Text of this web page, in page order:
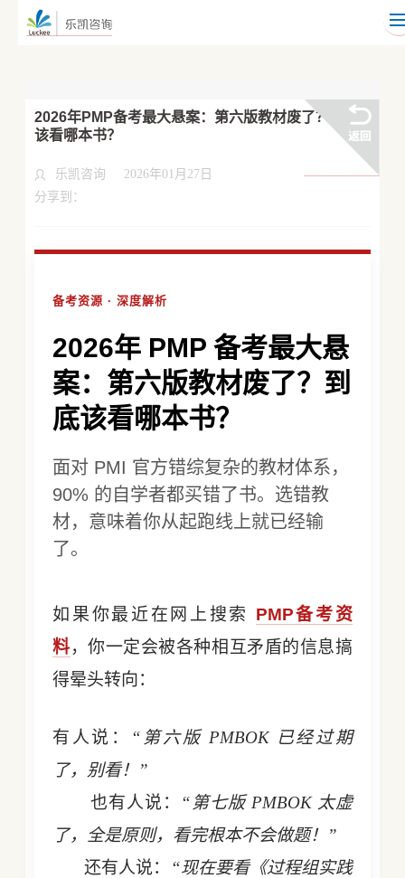
2026年PMP备考最大悬案：第六版教材废了？到底
该看哪本书？
乐凯咨询
2026年01月27日
分享到：
备考资源 · 深度解析
2026年 PMP 备考最大悬
案：第六版教材废了？到
底该看哪本书？
面对 PMI 官方错综复杂的教材体系，
90% 的自学者都买错了书。选错教
材，意味着你从起跑线上就已经输
了。
如果你最近在网上搜索 PMP备考资
料，你一定会被各种相互矛盾的信息搞
得晕头转向：
有人说：
“第六版 PMBOK 已经过期
了，别看！”
也有人说： “第七版 PMBOK 太虚
了，全是原则，看完根本不会做题！”
还有人说：
“现在要看《过程组实践